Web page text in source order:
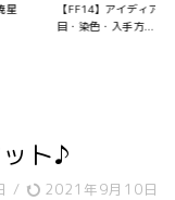
星
【FF14】アイディア
目・染色・入手方...
ト♪
/ 2021年9月10日